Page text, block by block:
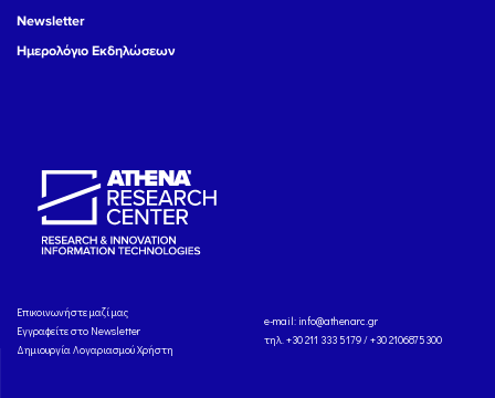
Newsletter
Ημερολόγιο Εκδηλώσεων
Eπικοινωνήστε μαζί μας
Εγγραφείτε στο Newsletter
Δημιουργία Λογαριασμού Χρήστη
e-mail: info@athenarc.gr
τηλ. +30 211 333 5179 / +30 2106875300